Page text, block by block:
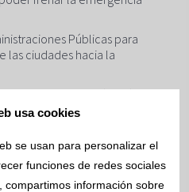
Públicas para
las ciudades hacia la
vayan un paso más allá del
nulas.
y
renovables.
usa cookies
se usan para personalizar el
funciones de redes sociales
compartimos información sobre